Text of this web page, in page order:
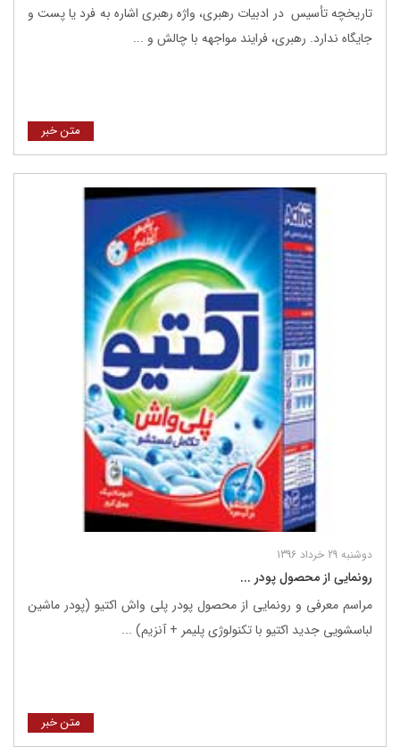
تاریخچه تأسیس در ادبیات رهبری، واژه رهبری اشاره به فرد یا پست و
جایگاه ندارد. رهبری، فرایند مواجهه با چالش و ...
متن خبر
دوشنبه 29 خرداد 1396
رونمایی از محصول پودر ...
مراسم معرفی و رونمایی از محصول پودر پلی واش اکتیو (پودر ماشین
لباسشویی جدید اکتیو با تکنولوژی پلیمر + آنزیم) ...
متن خبر